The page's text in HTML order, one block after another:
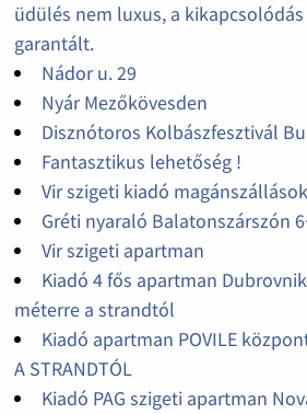
üdülés nem luxus, a
garantált.
Nádor u. 29
Nyár Mezőkövesden
Disznótoros Kolbászfesztivál
Fantasztikus lehetőség !
Vir szigeti kiadó magánszállások
Gréti nyaraló Balatonszárszón
Vir szigeti apartman
Kiadó 4 fős apartman
méterre a strandtól
Kiadó apartman POVILE
A STRANDTÓL
Kiadó PAG szigeti apartman